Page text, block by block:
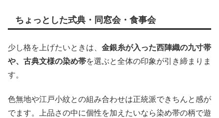
ちょっとした式典・同窓会・食事会
少し格を上げたいときは、 金銀糸が入った西陣織の九寸帯
や、古典文様の染め帯を選ぶと全体の印象が引き締まりま
す。
色無地や江戸小紋との組み合わせは正統派できちんと感が
でます。上品さの中に個性を加えたいなら染め帯の柄で遊